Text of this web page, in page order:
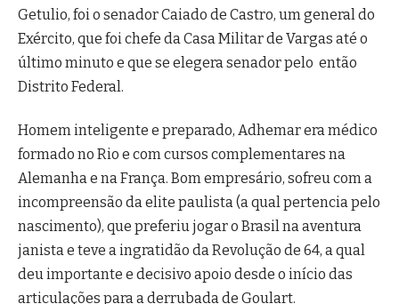
Getulio, foi o senador Caiado de Castro, um general do
Exército, que foi chefe da Casa Militar de Vargas até o
último minuto e que se elegera senador pelo então
Distrito Federal.
Homem inteligente e preparado, Adhemar era médico
formado no Rio e com cursos complementares na
Alemanha e na França. Bom empresário, sofreu com a
incompreensão da elite paulista (a qual pertencia pelo
nascimento), que preferiu jogar o Brasil na aventura
janista e teve a ingratidão da Revolução de 64, a qual
deu importante e decisivo apoio desde o início das
articulações para a derrubada de Goulart.